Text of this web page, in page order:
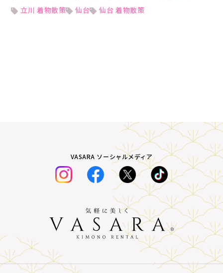
立川 着物散策
仙台 仙台 着物散策
VASARA ソーシャルメディア